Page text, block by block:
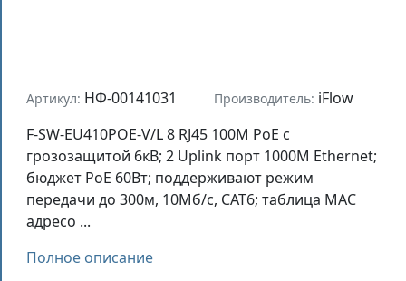
Артикул: НФ-00141031 Производитель: iFlow
F-SW-EU410POE-V/L 8 RJ45 100M PoE с
грозозащитой 6кВ; 2 Uplink порт 1000М Ethernet;
бюджет PoE 60Вт; поддерживают режим
передачи до 300м, 10Мб/с, CAT6; таблица MAC
адресо ...
Полное описание